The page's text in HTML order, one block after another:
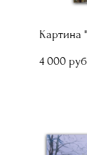
Картина
4 000